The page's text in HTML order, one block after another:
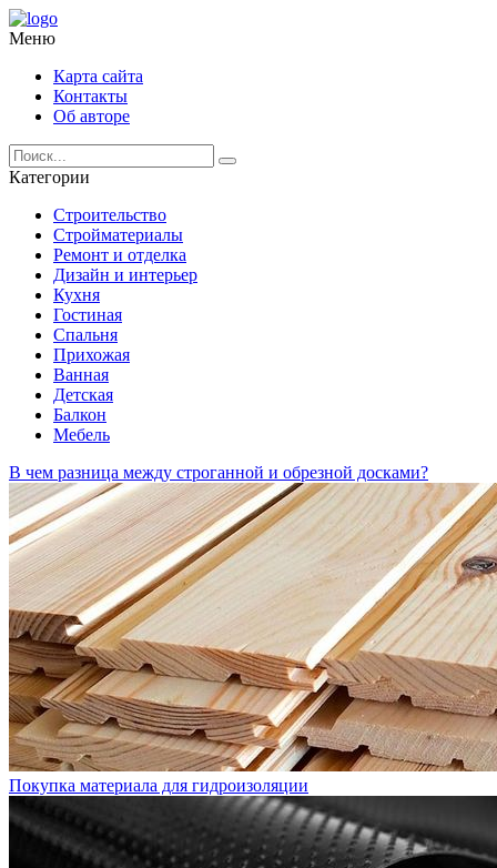
Меню
Карта сайта
Контакты
Об авторе
Категории
Строительство
Стройматериалы
Ремонт и отделка
Дизайн и интерьер
Кухня
Гостиная
Спальня
Прихожая
Ванная
Детская
Балкон
Мебель
В чем разница между строганной и обрезной досками?
Покупка материала для гидроизоляции